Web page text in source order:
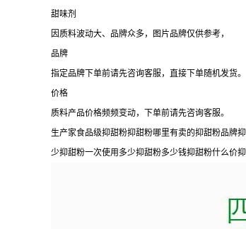
甜味剂
因质料波动大、品牌众多，图片品牌仅供参考，
品牌
指定品牌下单前请先咨询客服，直接下单随机发货。
价格
质料产品价格频频变动，下单前请先咨询客服。
生产家食品级抑甜粉抑甜粉哪里有卖的抑甜粉品牌
少抑甜粉一次使用多少抑甜粉多少钱抑甜粉什么价